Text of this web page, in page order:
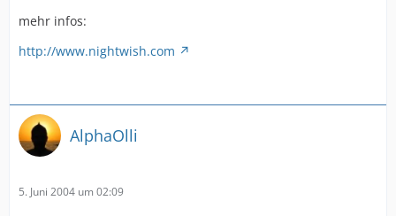
mehr infos:
http://www.nightwish.com
AlphaOlli
5. Juni 2004 um 02:09